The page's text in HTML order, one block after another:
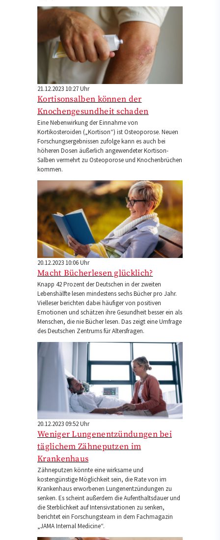
21.12.2023 10:27 Uhr
Kortisonsalben können der
Knochengesundheit schaden
Eine Nebenwirkung der Einnahme von
Kortikosteroiden („Kortison“) ist Osteoporose. Neuen
Forschungsergebnissen zufolge kann es auch bei
höheren Dosen äußerlich angewendeter Kortison-
Salben vermehrt zu Osteoporose und Knochenbrüchen
kommen.
20.12.2023 10:06 Uhr
Macht Bücherlesen glücklich?
Knapp 42 Prozent der Deutschen in der zweiten
Lebenshälfte lesen mindestens sechs Bücher pro Jahr.
Vielleser berichten dabei häufiger von positiven
Emotionen und schätzen ihre Gesundheit besser ein als
Menschen, die nie Bücher lesen. Das zeigt eine Umfrage
des Deutschen Zentrums für Altersfragen.
20.12.2023 09:52 Uhr
Weniger Lungenentzündungen bei
täglichem Zähneputzen im
Krankenhaus
Zähneputzen könnte eine wirksame und
kostengünstige Möglichkeit sein, die Rate von im
Krankenhaus erworbenen Lungenentzündungen zu
senken. Es scheint außerdem die Aufenthaltsdauer und
die Sterblichkeit auf Intensivstationen zu senken,
berichtet ein Forschungsteam in dem Fachmagazin
„JAMA Internal Medicine“.